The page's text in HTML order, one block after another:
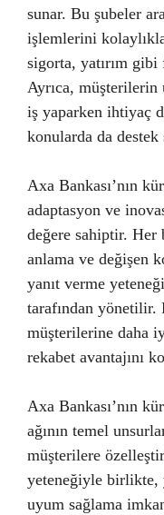
sunar. Bu şubeler
işlemlerini
sigorta, yatırım
Ayrıca, müşterilerin
iş yaparken ihtiyaç
konularda da destek
Axa Bankası’nın
adaptasyon ve
değere sahiptir.
anlama ve değişen
yanıt verme
tarafından yönetilir.
müşterilerine daha
rekabet avantajını
Axa Bankası’nın
ağının temel
müşterilere
yeteneğiyle birlikte,
uyum sağlama